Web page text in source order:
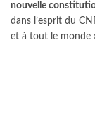
nouvelle
dans l’esprit du
et à tout le monde